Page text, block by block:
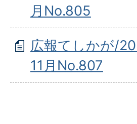
月No.805
広報てしかが/
11月No.807